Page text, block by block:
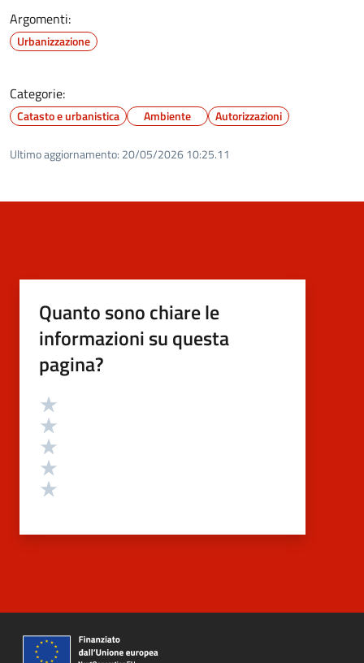
Argomenti:
Urbanizzazione
Categorie:
Catasto e urbanistica Ambiente Autorizzazioni
Ultimo aggiornamento: 20/05/2026 10:25.11
Quanto sono chiare le
informazioni su questa
pagina?
Valutazione